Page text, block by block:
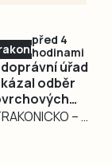
před 4
hodinami
úřad
odběr
na
– V